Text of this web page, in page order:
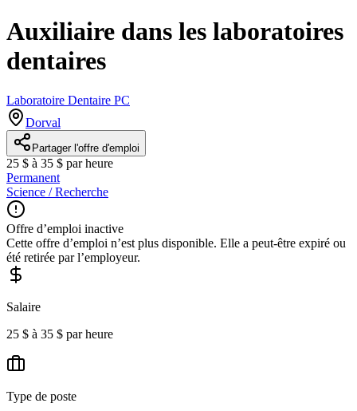
Auxiliaire dans les laboratoires
dentaires
Laboratoire Dentaire PC
Dorval
Partager l'offre d'emploi
25 $ à 35 $ par heure
Permanent
Science / Recherche
Offre d’emploi inactive
Cette offre d’emploi n’est plus disponible. Elle a peut-être expiré ou
été retirée par l’employeur.
Salaire
25 $ à 35 $ par heure
Type de poste